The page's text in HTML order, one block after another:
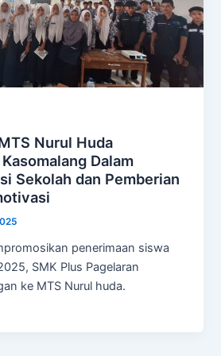
Nurul Huda
Dalam
Sekolah dan Pemberian
penerimaan siswa
SMK Plus Pagelaran
ke MTS Nurul huda.